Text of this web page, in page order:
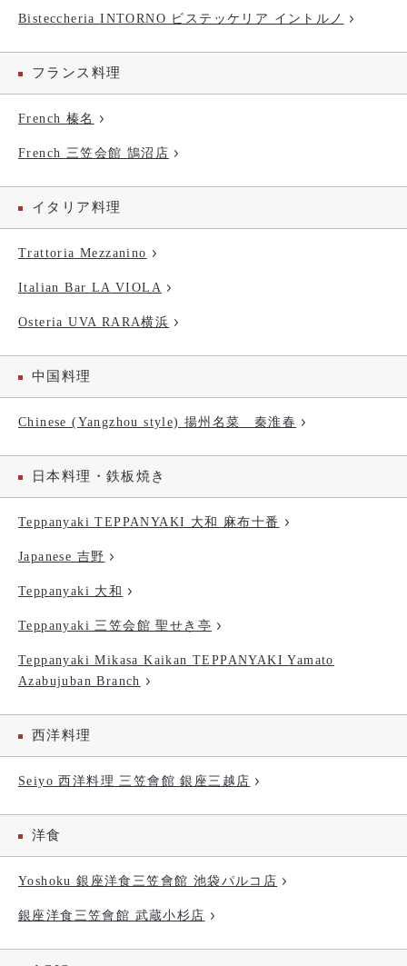
Bisteccheria INTORNO ビステッケリア イントルノ
フランス料理
French 榛名
French 三笠会館 鵠沼店
イタリア料理
Trattoria Mezzanino
Italian Bar LA VIOLA
Osteria UVA RARA横浜
中国料理
Chinese (Yangzhou style) 揚州名菜 秦淮春
日本料理・鉄板焼き
Teppanyaki TEPPANYAKI 大和 麻布十番
Japanese 吉野
Teppanyaki 大和
Teppanyaki 三笠会館 聖せき亭
Teppanyaki Mikasa Kaikan TEPPANYAKI Yamato
Azabujuban Branch
西洋料理
Seiyo 西洋料理 三笠會館 銀座三越店
洋食
Yoshoku 銀座洋食三笠會館 池袋パルコ店
銀座洋食三笠會館 武蔵小杉店